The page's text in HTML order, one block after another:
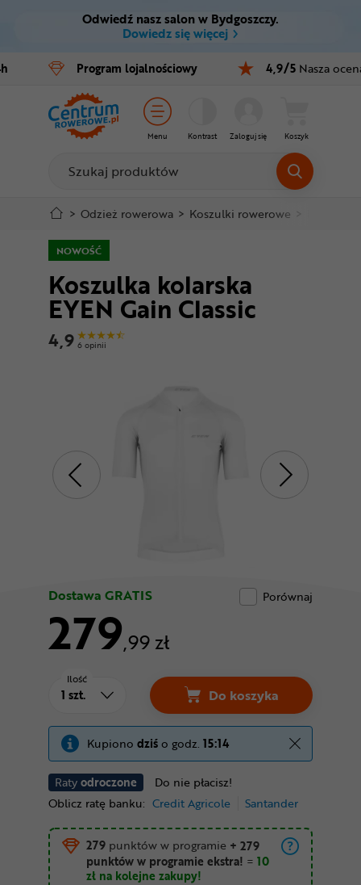
Ctrl M
Menu główne
Informacje o produkcie
Do koszyka
Szczegółowe informacje
Mapa strony
Odwiedź nasz salon w Bydgoszczy.
Dowiedz się więcej
Program lojalnościowy 4,9/5 Nasza
Menu Kontrast Zaloguj się Koszyk
Rowery
E-bike
Części
Akcesoria
Odzież
Kaski
Buty
Warsztat
Superoferta
> Odzież rowerowa > Koszulki rowerowe
NOWOŚĆ
Koszulka kolarska
EYEN Gain Classic
4,9 6 opinii
Dostawa GRATIS Porównaj
279,99 zł
Ratyodroczone
Do nie płacisz!
Oblicz ratę banku: Credit Agricole Santander
Ilość
Do koszyka
Kupiono dziśo godz. 15:14
279 punktów w programie + 279
punktów w programie ekstra! = 10
zł na kolejne zakupy!